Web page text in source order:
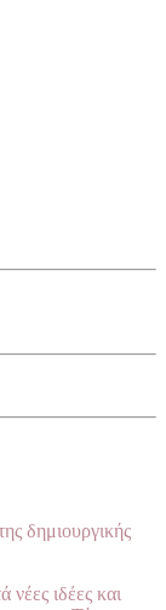
δημιουργικής
νέες ιδέες και